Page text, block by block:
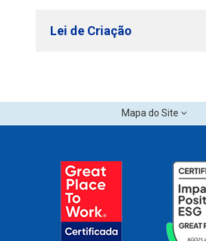
Lei de Criação
Mapa do Site